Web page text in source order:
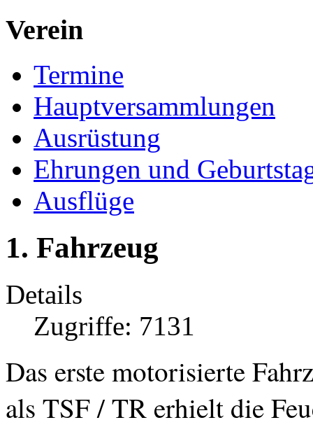
Verein
Termine
Hauptversammlungen
Ausrüstung
Ehrungen und
Ausflüge
1. Fahrzeug
Details
Zugriffe: 7131
Das erste motorisierte
als TSF / TR erhielt die